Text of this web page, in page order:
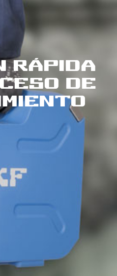
rápida
de